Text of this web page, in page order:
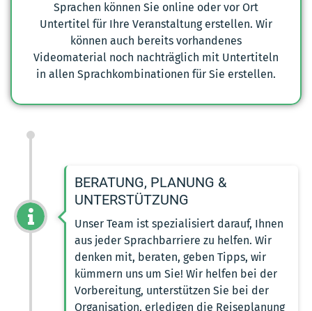
Sprachen können Sie online oder vor Ort
Untertitel für Ihre Veranstaltung erstellen. Wir
können auch bereits vorhandenes
Videomaterial noch nachträglich mit Untertiteln
in allen Sprachkombinationen für Sie erstellen.
BERATUNG, PLANUNG &
UNTERSTÜTZUNG
Unser Team ist spezialisiert darauf, Ihnen
aus jeder Sprachbarriere zu helfen. Wir
denken mit, beraten, geben Tipps, wir
kümmern uns um Sie! Wir helfen bei der
Vorbereitung, unterstützen Sie bei der
Organisation, erledigen die Reiseplanung